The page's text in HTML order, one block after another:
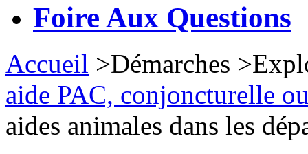
Foire Aux Questions
Accueil >Démarches >
aide PAC, conjoncturelle
aides animales dans les